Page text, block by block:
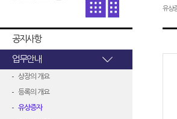
공지사항
업무안내
상장의 개요
등록의 개요
유상증자
유상